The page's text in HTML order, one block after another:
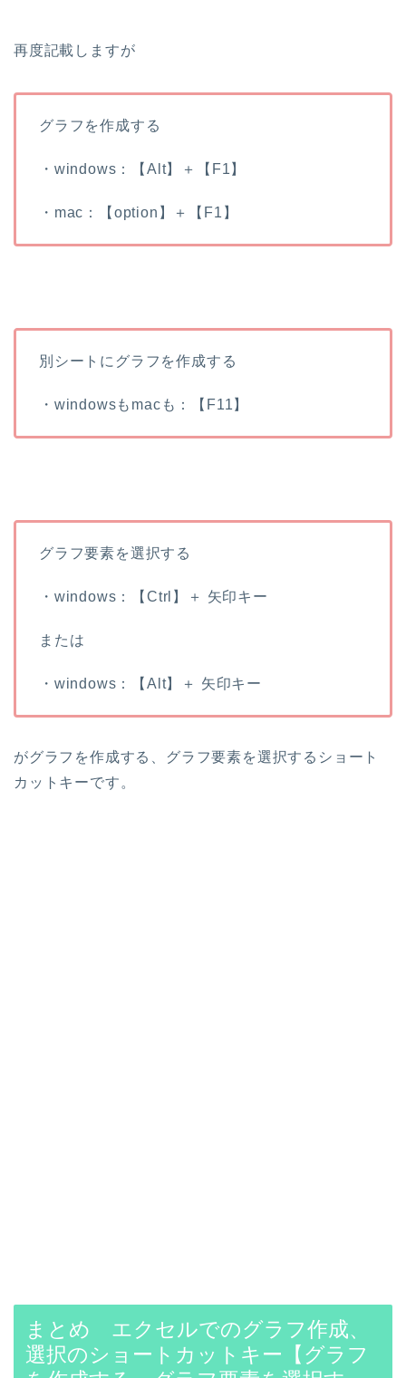
再度記載しますが
グラフを作成する
・windows：【Alt】＋【F1】
・mac：【option】＋【F1】
別シートにグラフを作成する
・windowsもmacも：【F11】
グラフ要素を選択する
・windows：【Ctrl】＋ 矢印キー
または
・windows：【Alt】＋ 矢印キー
がグラフを作成する、グラフ要素を選択するショート
カットキーです。
まとめ エクセルでのグラフ作成、
選択のショートカットキー【グラフ